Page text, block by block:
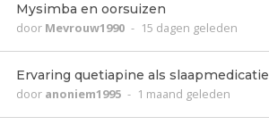
Mysimba en oorsuizen
door Mevrouw1990 - 15 dagen geleden
Ervaring quetiapine als slaapmedicatie
door anoniem1995 - 1 maand geleden